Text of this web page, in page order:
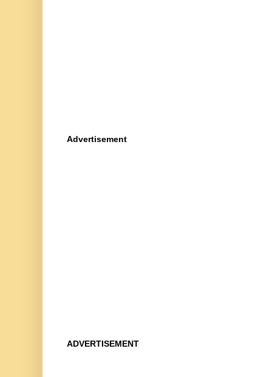
Advertisement
ADVERTISEMENT